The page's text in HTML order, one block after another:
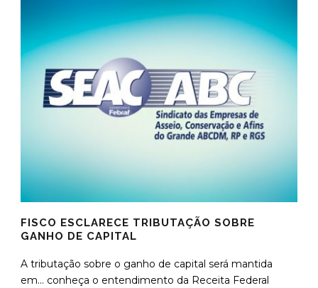
FISCO ESCLARECE TRIBUTAÇÃO SOBRE
GANHO DE CAPITAL
A tributação sobre o ganho de capital será mantida
em... conheça o entendimento da Receita Federal